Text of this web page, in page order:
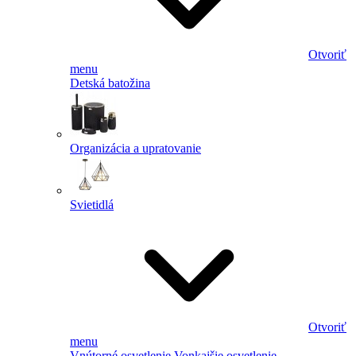
Otvoriť
menu
Detská batožina
Organizácia a upratovanie
Svietidlá
Otvoriť
menu